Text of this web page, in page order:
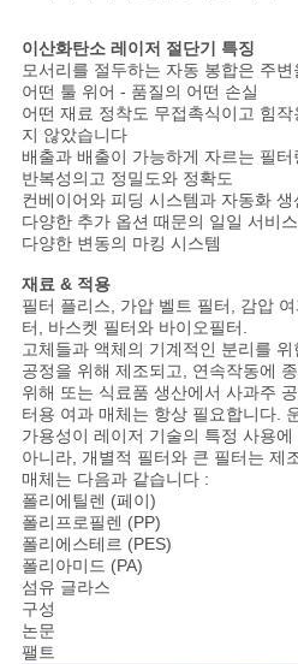
SITEMAP
PRIVACY
POLICY
이산화탄소 레이저 절단기 특징
모서리를 절두하는 자동 봉합은 주
어떤 툴 위어 - 품질의 어떤 손실
어떤 재료 정착도 무접촉식이고 힘
지 않았습니다
배출과 배출이 가능하게 자르는 필터
반복성의고 정밀도와 정확도
컨베이어와 피딩 시스템과 자동화 생
다양한 추가 옵션 때문의 일일 서비
다양한 변동의 마킹 시스템
재료 & 적용
필터 플리스, 가압 벨트 필터, 감압
터, 바스켓 필터와 바이오필터.
고체들과 액체의 기계적인 분리를
공정을 위해 제조되고, 연속작동에
위해 또는 식료품 생산에서 사과주
터용 여과 매체는 항상 필요합니다.
가용성이 레이저 기술의 특정 사용
아니라, 개별적 필터와 큰 필터는 제
매체는 다음과 같습니다 :
폴리에틸렌 (페이)
폴리프로필렌 (PP)
폴리에스테르 (PES)
폴리아미드 (PA)
섬유 글라스
구성
논문
팰트